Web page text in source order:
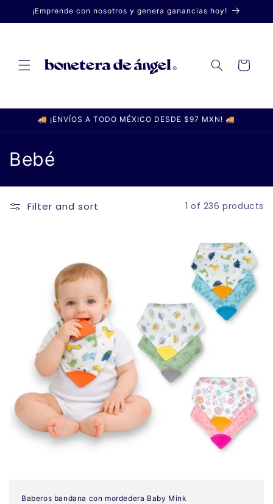
Skip to
content
¡Emprende con nosotros y genera ganancias hoy!
Cart
🚚 ¡ENVÍOS A TODO MÉXICO DESDE $97 MXN! 🚚
C
o
l
Bebé
Filter and sort 1 of 236 products
Baberos bandana con mordedera Baby Mink